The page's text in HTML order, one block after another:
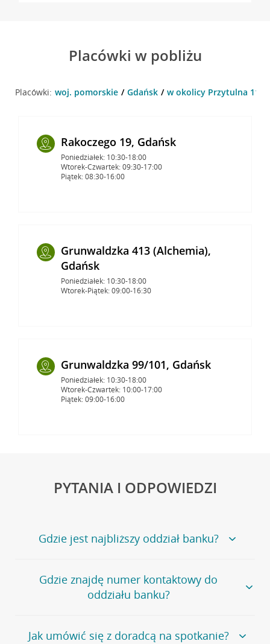
Placówki w pobliżu
Placówki: woj. pomorskie Gdańsk w okolicy Przytulna 11 ,
Rakoczego 19, Gdańsk
Poniedziałek: 10:30-18:00
Wtorek-Czwartek: 09:30-17:00
Piątek: 08:30-16:00
Grunwaldzka 413 (Alchemia),
Gdańsk
Poniedziałek: 10:30-18:00
Wtorek-Piątek: 09:00-16:30
Grunwaldzka 99/101, Gdańsk
Poniedziałek: 10:30-18:00
Wtorek-Czwartek: 10:00-17:00
Piątek: 09:00-16:00
PYTANIA I ODPOWIEDZI
Gdzie jest najbliższy oddział banku?
Jeśli szukasz oddziału naszego banku, zapraszamy na
stronęPlacówki i bankomaty, na której znajduje się
wygodna wyszukiwarka.
oddziałów
Gdzie znajdę numer kontaktowy do
oddziału banku?
Bank Credit Agricole nie udostępnia ogólnego numeru
telefonu do placówki bankowej.
Jak umówić się z doradcą na spotkanie?